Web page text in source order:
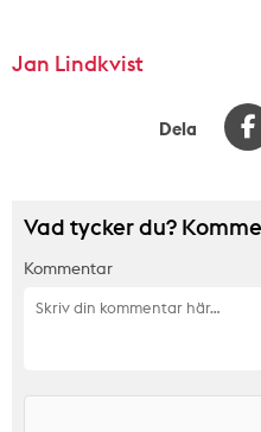
Jan Lindkvist
Dela
Vad tycker du?
Kommentar